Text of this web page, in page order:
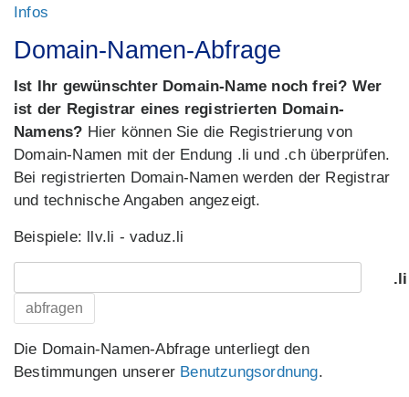
Infos
Domain-Namen-Abfrage
Ist Ihr gewünschter Domain-Name noch frei? Wer
ist der Registrar eines registrierten Domain-
Namens? Hier können Sie die Registrierung von
Domain-Namen mit der Endung .li und .ch überprüfen.
Bei registrierten Domain-Namen werden der Registrar
und technische Angaben angezeigt.
Beispiele: llv.li - vaduz.li
.li
abfragen
Die Domain-Namen-Abfrage unterliegt den
Bestimmungen unserer Benutzungsordnung.